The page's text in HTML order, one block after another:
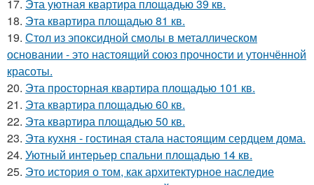
17. Эта уютная квартира площадью 39 кв.
18. Эта квартира площадью 81 кв.
19. Стол из эпоксидной смолы в металлическом
основании - это настоящий союз прочности и утончённой
красоты.
20. Эта просторная квартира площадью 101 кв.
21. Эта квартира площадью 60 кв.
22. Эта квартира площадью 50 кв.
23. Эта кухня - гостиная стала настоящим сердцем дома.
24. Уютный интерьер спальни площадью 14 кв.
25. Это история о том, как архитектурное наследие